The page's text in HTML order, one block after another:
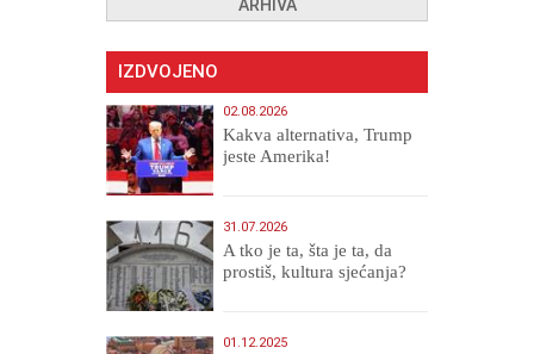
ARHIVA
IZDVOJENO
02.08.2026
Kakva alternativa, Trump
jeste Amerika!
31.07.2026
A tko je ta, šta je ta, da
prostiš, kultura sjećanja?
01.12.2025